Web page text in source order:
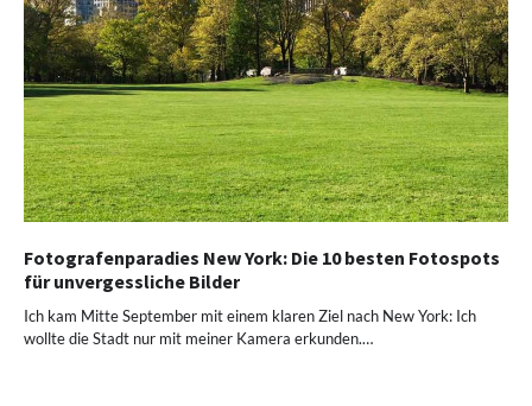
Fotografenparadies New York: Die 10 besten Fotospots
für unvergessliche Bilder
Ich kam Mitte September mit einem klaren Ziel nach New York: Ich
wollte die Stadt nur mit meiner Kamera erkunden.…